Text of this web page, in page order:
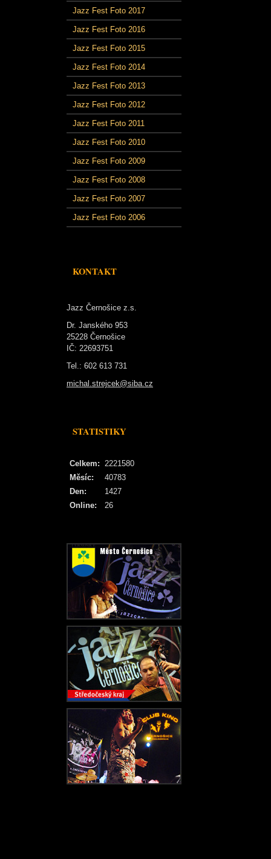
Jazz Fest Foto 2017
Jazz Fest Foto 2016
Jazz Fest Foto 2015
Jazz Fest Foto 2014
Jazz Fest Foto 2013
Jazz Fest Foto 2012
Jazz Fest Foto 2011
Jazz Fest Foto 2010
Jazz Fest Foto 2009
Jazz Fest Foto 2008
Jazz Fest Foto 2007
Jazz Fest Foto 2006
KONTAKT
Jazz Černošice z.s.
Dr. Janského 953
25228 Černošice
IČ: 22693751
Tel.: 602 613 731
michal.strejcek@siba.cz
STATISTIKY
Online: 26
Celkem: 2221580
Měsíc:
40783
Den:
1427